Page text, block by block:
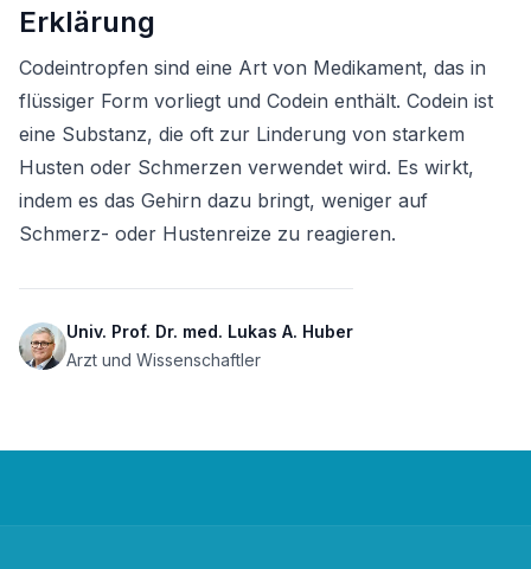
Erklärung
Codeintropfen sind eine Art von Medikament, das in
flüssiger Form vorliegt und Codein enthält. Codein ist
eine Substanz, die oft zur Linderung von starkem
Husten oder Schmerzen verwendet wird. Es wirkt,
indem es das Gehirn dazu bringt, weniger auf
Schmerz- oder Hustenreize zu reagieren.
Univ. Prof. Dr. med. Lukas A. Huber
Arzt und Wissenschaftler